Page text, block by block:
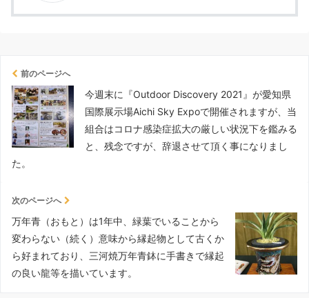
前のページへ
今週末に『Outdoor Discovery 2021』が愛知県
国際展示場Aichi Sky Expoで開催されますが、当
組合はコロナ感染症拡大の厳しい状況下を鑑みる
と、残念ですが、辞退させて頂く事になりまし
た。
次のページへ
万年青（おもと）は1年中、緑葉でいることから
変わらない（続く）意味から縁起物として古くか
ら好まれており、三河焼万年青鉢に手書きで縁起
の良い龍等を描いています。